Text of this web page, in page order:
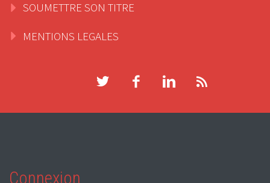
SOUMETTRE SON TITRE
MENTIONS LEGALES
Connexion